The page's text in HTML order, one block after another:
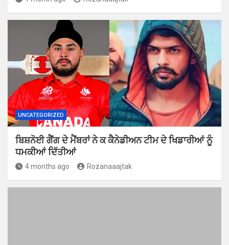
UNCATEGORIZED
ਬਿਸ਼ਨੋਈ ਗੈਂਗ ਦੇ ਮੈਂਬਰਾਂ ਨੇ ਕ ਕੈਨੇਡੀਅਨ ਟੀਮ ਦੇ ਖਿਡਾਰੀਆਂ ਨੂੰ
ਧਮਕੀਆਂ ਦਿੱਤੀਆਂ
4 months ago Rozanaaajtak